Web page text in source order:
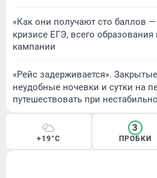
«Как они получают сто баллов
кризисе ЕГЭ, всего
кампании
«Рейс задерживается».
неудобные ночевки и сутки на
путешествовать при
+19°C
3
ПРОБКИ